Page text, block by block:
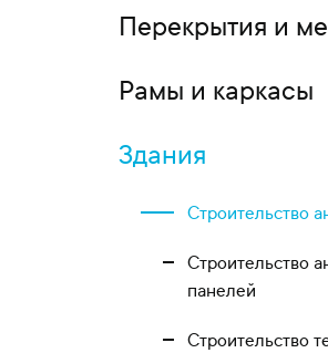
Перекрытия и
Рамы и каркасы
Здания
Строительство
Строительство
панелей
Строительство